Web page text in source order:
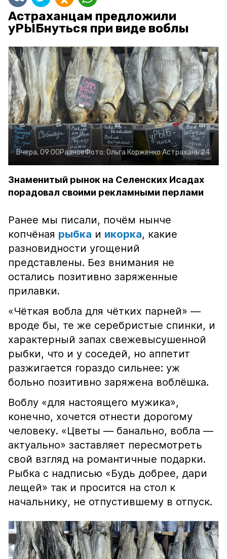
Астраханцам предложили
уРЫБнуться при виде воблы
Вчера, 09:00РазноеФото: Ольга КорженкоАстрахань 24
Знаменитый рынок на Селенских Исадах
порадовал своими рекламными перлами
Ранее мы писали, почём нынче
копчёная рыбка и икорка, какие
разновидности угощений
представлены. Без внимания не
остались позитивно заряженные
прилавки.
«Чёткая вобла для чётких парней» —
вроде бы, те же серебристые спинки, и
характерный запах свежевысушенной
рыбки, что и у соседей, но аппетит
разжигается гораздо сильнее: уж
больно позитивно заряжена воблёшка.
Воблу «для настоящего мужика»,
конечно, хочется отнести дорогому
человеку. «Цветы — банально, вобла —
актуально» заставляет пересмотреть
свой взгляд на романтичные подарки.
Рыбка с надписью «Будь добрее, дари
лещей» так и просится на стол к
начальнику, не отпустившему в отпуск.